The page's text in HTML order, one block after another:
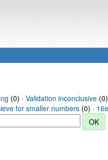
(0) · Validation inconclusive(0)
for smaller numbers (0) ·